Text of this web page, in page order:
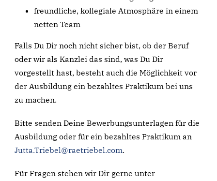
freundliche, kollegiale Atmosphäre in einem
netten Team
Falls Du Dir noch nicht sicher bist, ob der Beruf
oder wir als Kanzlei das sind, was Du Dir
vorgestellt hast, besteht auch die Möglichkeit vor
der Ausbildung ein bezahltes Praktikum bei uns
zu machen.
Bitte senden Deine Bewerbungsunterlagen für die
Ausbildung oder für ein bezahltes Praktikum an
Jutta.Triebel@raetriebel.com.
Für Fragen stehen wir Dir gerne unter